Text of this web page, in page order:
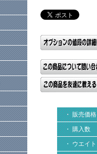
・ 販売価格
・ 購入数
・ ウエイト